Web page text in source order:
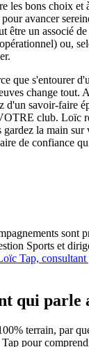
les bons choix et
avancer
être un associé
ou,
que s'entourer
change tout.
d'un savoir-faire
club. Loïc
gardez la main sur
de confiance
sont
Sports et
Tap,
qui parle
terrain, par
pour